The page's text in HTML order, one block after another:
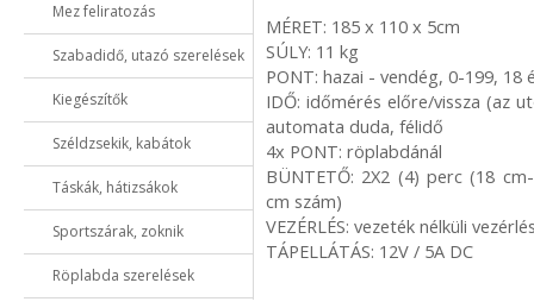
Mez feliratozás
Szabadidő, utazó szerelések
Kiegészítők
Széldzsekik, kabátok
Táskák, hátizsákok
Sportszárak, zoknik
Röplabda szerelések
MÉRET: 185 x 110 x 5cm
SÚLY: 11 kg
PONT: hazai - vendég, 0-199, 18
IDŐ: időmérés előre/vissza (az
automata duda, félidő
4x PONT: röplabdánál
BÜNTETŐ: 2X2 (4) perc (18
cm szám)
VEZÉRLÉS: vezeték nélküli
TÁPELLÁTÁS: 12V / 5A DC